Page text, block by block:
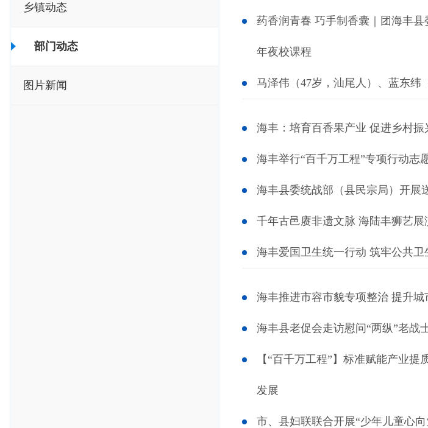
乡镇动态
部门动态
图片新闻
药香润青春 巧手制香囊｜团海丰
年夜校课程
马泽伟（47岁，汕尾人）、蓝东纬
海丰：培育百香果产业 促进乡村振
海丰举行“百千万工程”专项行动志
海丰县委统战部（县民宗局）开展
千年古邑赓非遗文脉 海陆丰狮艺
海丰爱国卫生统一行动 筑牢公共卫
海丰推进市容市貌专项整治 提升城
海丰县老促会走访慰问“两纵”老战
【“百千万工程”】标准赋能产业
发展
市、县妇联联合开展“少年儿童心